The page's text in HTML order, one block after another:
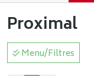
Proximal
Menu/Filtres